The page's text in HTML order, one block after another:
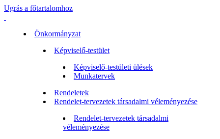
Ugrás a főtartalomhoz
Önkormányzat
Képviselő-testület
Képviselő-testületi ülések
Munkatervek
Rendeletek
Rendelet-tervezetek társadalmi véleményezése
Rendelet-tervezetek társadalmi
véleményezése